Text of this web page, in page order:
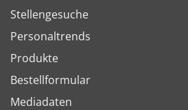
Stellengesuche
Personaltrends
Produkte
Bestellformular
Mediadaten